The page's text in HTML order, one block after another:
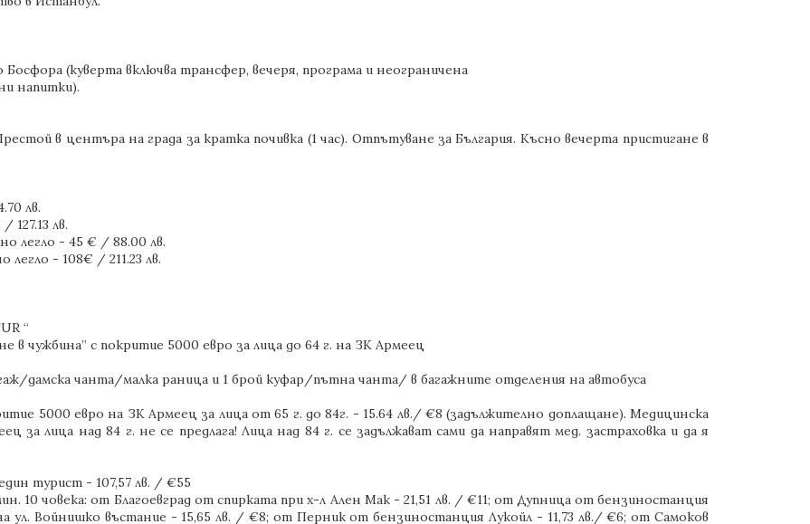
(куверта включва трансфер, вечеря, програма и неограничена
напитки).
в центъра на града за кратка почивка (1 час). Отпътуване за България. Късно вечерта пристигане в
лв.
лв.
легло - 45 € / 88.00 лв.
легло - 108€ / 211.23 лв.
“
в чужбина” с покритие 5000 евро за лица до 64 г. на ЗК Армеец
дамска чанта/малка раница и 1 брой куфар/пътна чанта/ в багажните отделения на автобуса
5000 евро на ЗК Армеец за лица от 65 г. до 84г. - 15.64 лв./ €8 (задължително доплащане). Медицинска
за лица над 84 г. не се предлага! Лица над 84 г. се задължават сами да направят мед. застраховка и да я
турист - 107,57 лв. / €55
10 човека: от Благоевград от спирката при х-л Ален Мак - 21,51 лв. / €11; от Дупница от бензиностанция
ул. Войнишко въстание - 15,65 лв. / €8; от Перник от бензиностанция Лукойл - 11,73 лв./ €6; от Самоков